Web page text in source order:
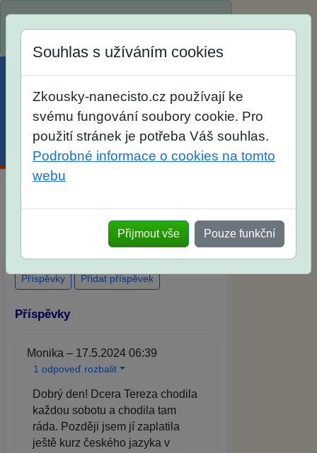
SŠ? Vaše ohlasy po skutečných
přijímacích zkouškách
Souhlas s užíváním cookies
Zkousky-nanecisto.cz používají ke
svému fungování soubory cookie. Pro
použití stránek je potřeba Váš souhlas.
Podrobné informace o cookies na tomto
webu
Přijmout vše Pouze funkční
Příspěvky Přidat příspěvek
Příspěvky
Monika – 17.5.2024 06:39
1 odpoveď rozbalit
Dobrý den! Dcera Tereza chodila
každou sobotu a chodila tam
ráda. Později jsem jí zaplatila
ještě kurz českého jazyka v